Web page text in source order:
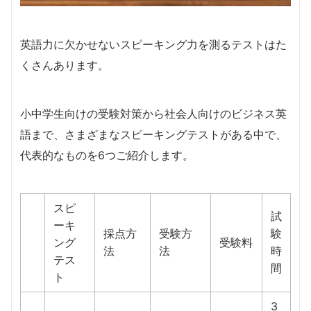
英語力に欠かせないスピーキング力を測るテストはた
くさんあります。
小中学生向けの受験対策から社会人向けのビジネス英
語まで、さまざまなスピーキングテストがある中で、
代表的なものを6つご紹介します。
スピ
ーキ
ング
テス
ト
採点方
法
受験方
法
受験料
試
験
時
間
3